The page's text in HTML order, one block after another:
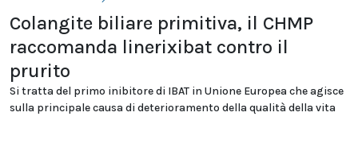
Colangite biliare primitiva, il CHMP
raccomanda linerixibat contro il
prurito
Si tratta del primo inibitore di IBAT in Unione Europea che agisce
sulla principale causa di deterioramento della qualità della vita